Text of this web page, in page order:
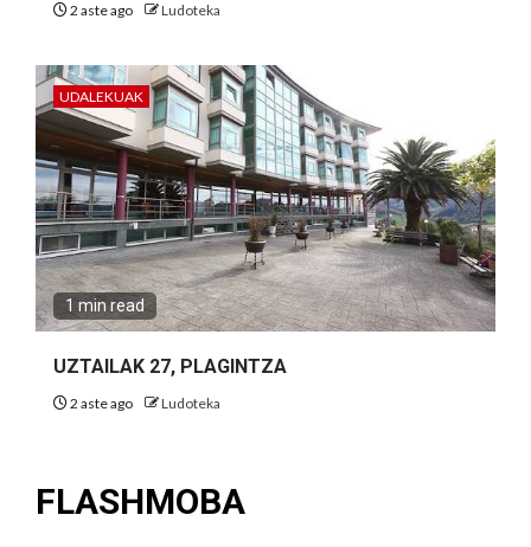
2 aste ago Ludoteka
UDALEKUAK
1 min read
UZTAILAK 27, PLAGINTZA
2 aste ago Ludoteka
FLASHMOBA